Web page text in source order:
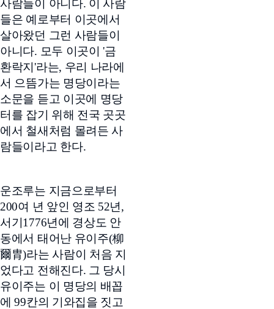
사람들이 아니다. 이 사람
들은 예로부터 이곳에서
살아왔던 그런 사람들이
아니다. 모두 이곳이 '금
환락지'라는, 우리 나라에
서 으뜸가는 명당이라는
소문을 듣고 이곳에 명당
터를 잡기 위해 전국 곳곳
에서 철새처럼 몰려든 사
람들이라고 한다.
운조루는 지금으로부터
200여 년 앞인 영조 52년,
서기1776년에 경상도 안
동에서 태어난 유이주(柳
爾胄)라는 사람이 처음 지
었다고 전해진다. 그 당시
유이주는 이 명당의 배꼽
에 99칸의 기와집을 짓고